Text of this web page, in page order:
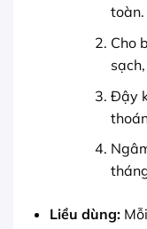
toàn.
Cho
Đậy
Liều dùng: